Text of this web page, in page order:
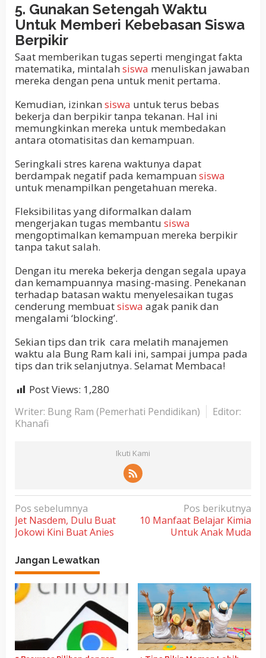
5. Gunakan Setengah Waktu
Untuk Memberi Kebebasan Siswa
Berpikir
Saat memberikan tugas seperti mengingat fakta
matematika, mintalah siswa menuliskan jawaban
mereka dengan pena untuk menit pertama.
Kemudian, izinkan siswa untuk terus bebas
bekerja dan berpikir tanpa tekanan. Hal ini
memungkinkan mereka untuk membedakan
antara otomatisitas dan kemampuan.
Seringkali stres karena waktunya dapat
berdampak negatif pada kemampuan siswa
untuk menampilkan pengetahuan mereka.
Fleksibilitas yang diformalkan dalam
mengerjakan tugas membantu siswa
mengoptimalkan kemampuan mereka berpikir
tanpa takut salah.
Dengan itu mereka bekerja dengan segala upaya
dan kemampuannya masing-masing. Penekanan
terhadap batasan waktu menyelesaikan tugas
cenderung membuatsiswa agak panik dan
mengalami ‘blocking’.
Sekian tips dan trik cara melatih manajemen
waktu ala Bung Ram kali ini, sampai jumpa pada
tips dan trik selanjutnya. Selamat Membaca!
Post Views: 1,280
Writer: Bung Ram (Pemerhati Pendidikan)
Editor:
Khanafi
Ikuti Kami
N
a
v
i
g
a
s
p
Pos sebelumnya
Jet Nasdem, Dulu Buat
Jokowi Kini Buat Anies
Pos berikutnya
10 Manfaat Belajar Kimia
Untuk Anak Muda
Jangan Lewatkan